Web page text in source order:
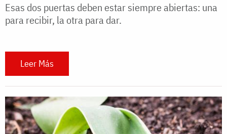
Esas dos puertas deben estar siempre abiertas: una
para recibir, la otra para dar.
Leer Más